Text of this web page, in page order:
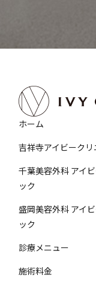
ホーム
吉祥寺アイビークリ
千葉美容外科 アイ
ック
盛岡美容外科 アイ
ック
診療メニュー
施術料金